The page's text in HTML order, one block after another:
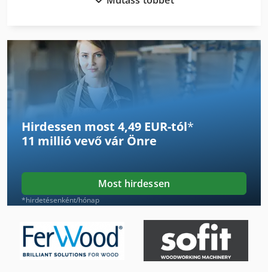
Lapos Kötő Gép
Lbx 200
Lcf 1
Lz 300
Lánctalpas Jármű
Lángvágó Gép
Lé Sajtó
Hirdessen most 4,49 EUR-tól*
11 millió vevővár Önre
Most hirdessen
*hirdetésenként/hónap